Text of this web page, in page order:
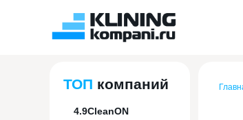
ТОП компаний
4.9CleanON